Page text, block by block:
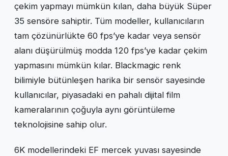
çekim yapmayı mümkün kılan, daha büyük Süper
35 sensöre sahiptir. Tüm modeller, kullanıcıların
tam çözünürlükte 60 fps’ye kadar veya sensör
alanı düşürülmüş modda 120 fps’ye kadar çekim
yapmasını mümkün kılar. Blackmagic renk
bilimiyle bütünleşen harika bir sensör sayesinde
kullanıcılar, piyasadaki en pahalı dijital film
kameralarının çoğuyla aynı görüntüleme
teknolojisine sahip olur.
6K modellerindeki EF mercek yuvası sayesinde